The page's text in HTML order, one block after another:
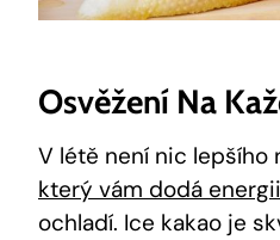
Osvěžení Na
V létě není nic⁣ lepšího
který vám dodá energii
ochladí. Ice kakao je